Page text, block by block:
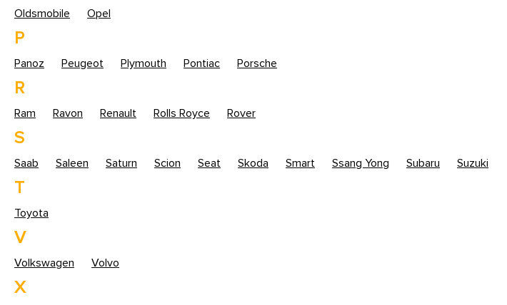
Oldsmobile Opel
P
Panoz Peugeot Plymouth Pontiac Porsche
R
Ram Ravon Renault Rolls Royce Rover
S
Saab Saleen Saturn Scion Seat Skoda Smart Ssang Yong Subaru Suzuki
T
Toyota
V
Volkswagen Volvo
X